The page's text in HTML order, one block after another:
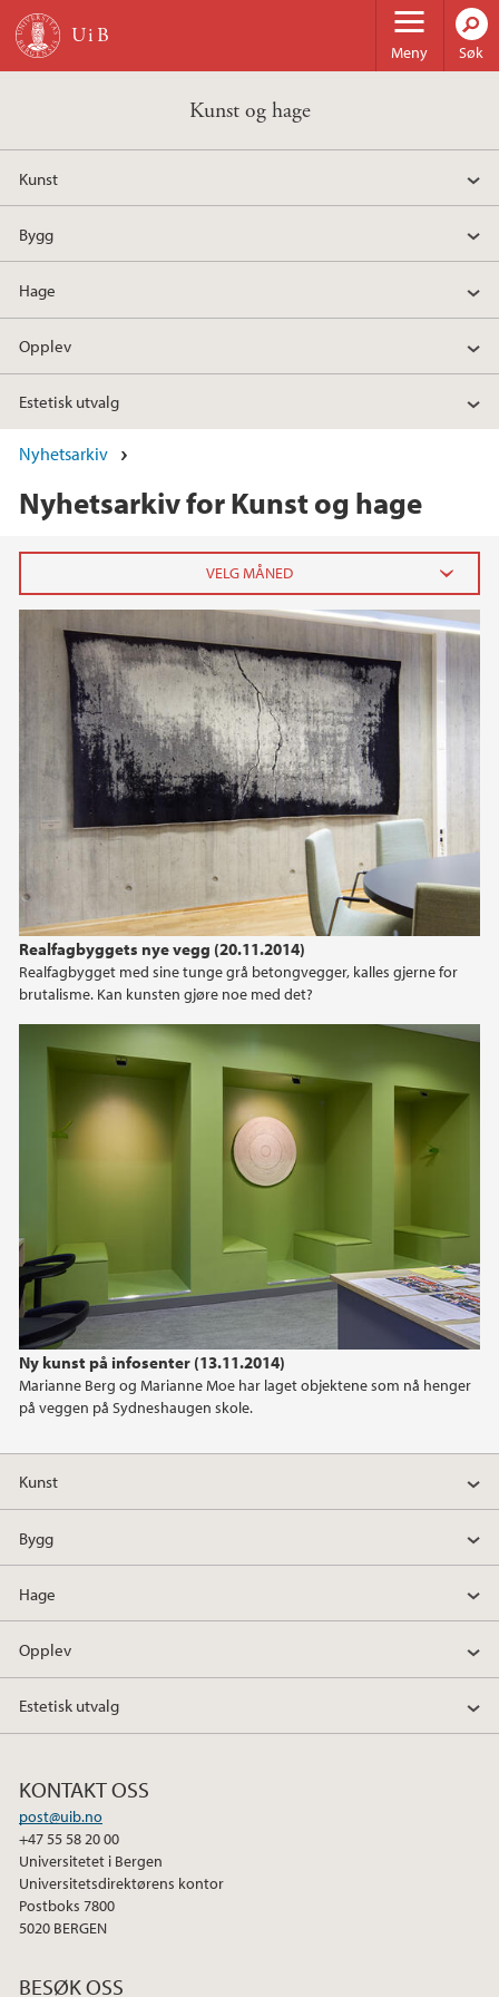
Hopp til hovedinnhold
Meny Søk
Kunst og hage
Kunst
Bygg
Hage
Opplev
Estetisk utvalg
Nyhetsarkiv
Nyhetsarkiv for Kunst og hage
Realfagbyggets nye vegg (20.11.2014)
Realfagbygget med sine tunge grå betongvegger, kalles gjerne for
brutalisme. Kan kunsten gjøre noe med det?
Ny kunst på infosenter (13.11.2014)
Marianne Berg og Marianne Moe har laget objektene som nå henger
på veggen på Sydneshaugen skole.
november (1)
februar (1)
januar (1)
2017
2016
2015
2014
2013
2012
2011
2010
Kunst
Bygg
Hage
Opplev
Estetisk utvalg
KONTAKT OSS
post@uib.no
+47 55 58 20 00
Universitetet i Bergen
Universitetsdirektørens kontor
Postboks 7800
5020 BERGEN
BESØK OSS